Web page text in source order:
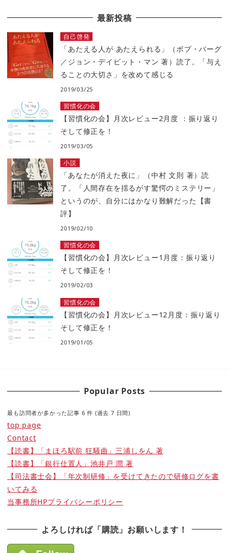
最新投稿
自己啓発
「あたえる人が あたえられる」（ボブ・バーグ
／ジョン・デイビット・マン 著）読了。「与え
ることの大切さ」を改めて感じる
2019/03/25
習慣化の会
【習慣化の会】月次レビュー2月度 ：振り返り
そして修正を！
2019/03/05
小説
「あなたが消えた夜に」（中村 文則 著）読
了。「人間存在を揺るがす驚愕のミステリー」
というのが、自分にはかなり難解だった【書
評】
2019/02/10
習慣化の会
【習慣化の会】月次レビュー1月度：振り返り
そして修正を！
2019/02/03
習慣化の会
【習慣化の会】月次レビュー12月度：振り返り
そして修正を！
2019/01/05
Popular Posts
最も訪問者が多かった記事 6 件 (過去 7 日間)
top page
Contact
【読書】「まほろ駅前 狂騒曲」三浦しをん 著
【読書】「銀行仕置人」池井戸 潤 著
【司法書士会】「年次制研修」を受けてきたので研修ログを書
いてみる
当事務所HPプライバシーポリシー
よろしければ「購読」お願いします！